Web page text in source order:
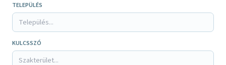
TELEPÜLÉS
KULCSSZÓ